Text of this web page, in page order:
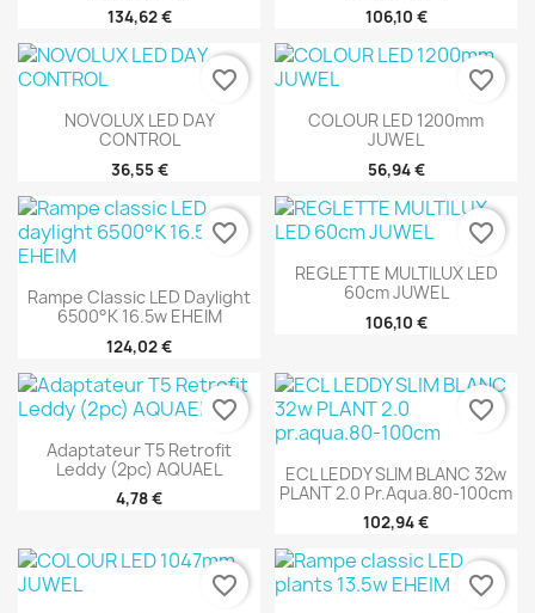
134,62 € 106,10 €
NOVOLUX LED DAY
CONTROL
36,55 €
favorite_border
COLOUR LED 1200mm
JUWEL
56,94 €
favorite_border
Rampe Classic LED Daylight
6500°K 16.5w EHEIM
124,02 €
favorite_border
REGLETTE MULTILUX LED
60cm JUWEL
106,10 €
favorite_border
Adaptateur T5 Retrofit
Leddy (2pc) AQUAEL
4,78 €
favorite_border
ECL LEDDY SLIM BLANC 32w
PLANT 2.0 Pr.aqua.80-100cm
102,94 €
favorite_border
favorite_border favorite_border